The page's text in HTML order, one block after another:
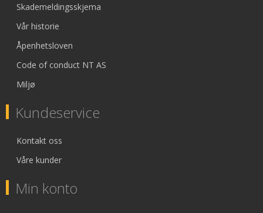
Skademeldingsskjema
Vår historie
Åpenhetsloven
Code of conduct NT AS
Miljø
Kundeservice
Kontakt oss
Våre kunder
Min konto